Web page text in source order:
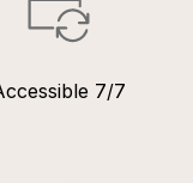
7/7